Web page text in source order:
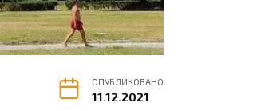
ОПУБЛИКОВАНО
11.12.2021